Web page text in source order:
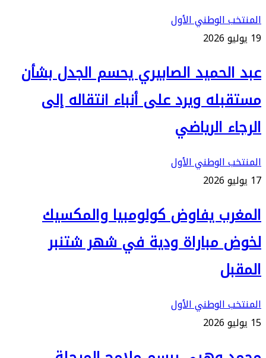
المنتخب الوطني الأول
19 يوليو 2026
عبد الحميد الصابيري يحسم الجدل بشأن
مستقبله ويرد على أنباء انتقاله إلى
الرجاء الرياضي
المنتخب الوطني الأول
17 يوليو 2026
المغرب يفاوض كولومبيا والمكسيك
لخوض مباراة ودية في شهر شتنبر
المقبل
المنتخب الوطني الأول
15 يوليو 2026